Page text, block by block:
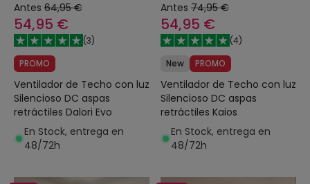
Antes 64,95 €
54,95 €
(3)
PROMO
Ventilador de Techo con luz
Silencioso DC aspas
retráctiles Dalori Evo
En Stock, entrega en
48/72h
Antes 74,95 €
54,95 €
(4)
New
PROMO
Ventilador de Techo con luz
Silencioso DC aspas
retráctiles Kaios
En Stock, entrega en
48/72h